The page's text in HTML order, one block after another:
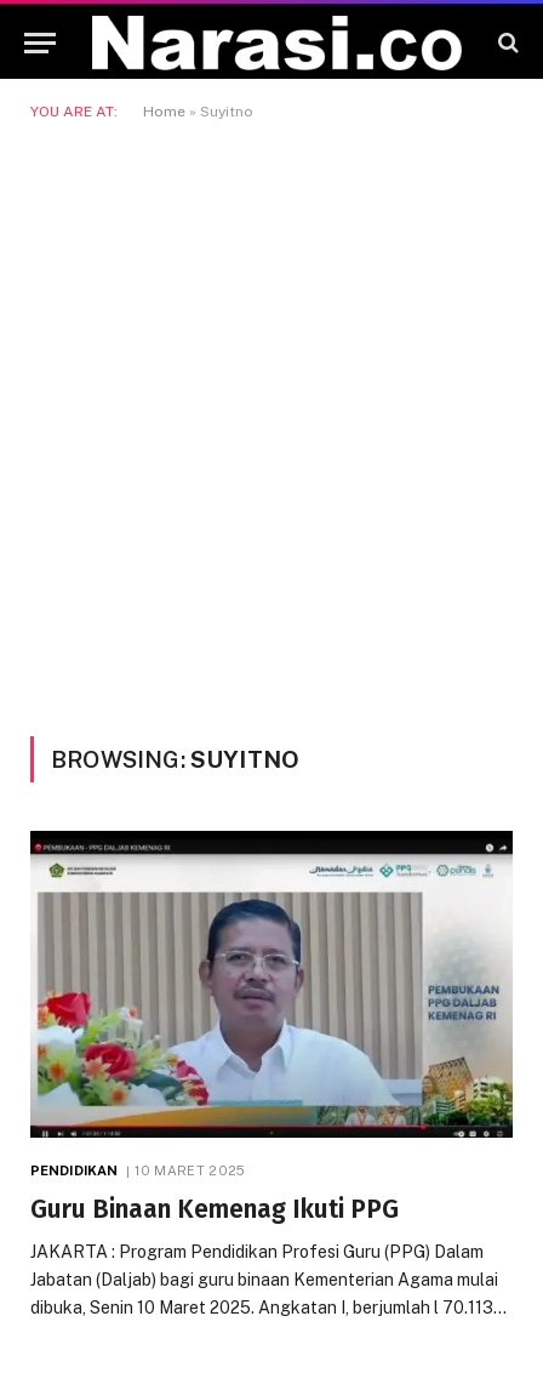
YOU ARE AT: Home » Suyitno
BROWSING:SUYITNO
PENDIDIKAN 10 MARET 2025
Guru Binaan Kemenag Ikuti PPG
JAKARTA : Program Pendidikan Profesi Guru (PPG) Dalam
Jabatan (Daljab) bagi guru binaan Kementerian Agama mulai
dibuka, Senin 10 Maret 2025. Angkatan I, berjumlah l 70.113…